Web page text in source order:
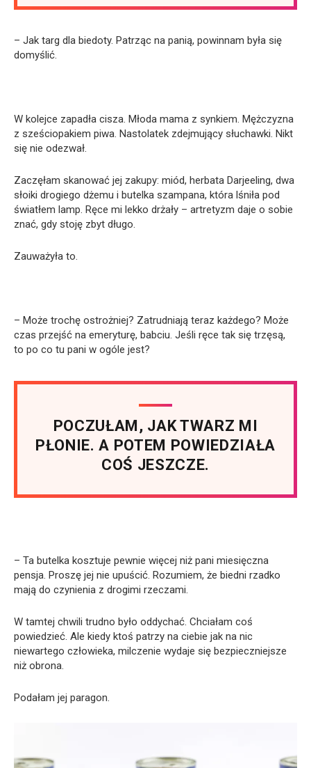
– Jak targ dla biedoty. Patrząc na panią, powinnam była się
domyślić.
W kolejce zapadła cisza. Młoda mama z synkiem. Mężczyzna
z sześciopakiem piwa. Nastolatek zdejmujący słuchawki. Nikt
się nie odezwał.
Zaczęłam skanować jej zakupy: miód, herbata Darjeeling, dwa
słoiki drogiego dżemu i butelka szampana, która lśniła pod
światłem lamp. Ręce mi lekko drżały – artretyzm daje o sobie
znać, gdy stoję zbyt długo.
Zauważyła to.
– Może trochę ostrożniej? Zatrudniają teraz każdego? Może
czas przejść na emeryturę, babciu. Jeśli ręce tak się trzęsą,
to po co tu pani w ogóle jest?
POCZUŁAM, JAK TWARZ MI
PŁONIE. A POTEM POWIEDZIAŁA
COŚ JESZCZE.
– Ta butelka kosztuje pewnie więcej niż pani miesięczna
pensja. Proszę jej nie upuścić. Rozumiem, że biedni rzadko
mają do czynienia z drogimi rzeczami.
W tamtej chwili trudno było oddychać. Chciałam coś
powiedzieć. Ale kiedy ktoś patrzy na ciebie jak na nic
niewartego człowieka, milczenie wydaje się bezpieczniejsze
niż obrona.
Podałam jej paragon.